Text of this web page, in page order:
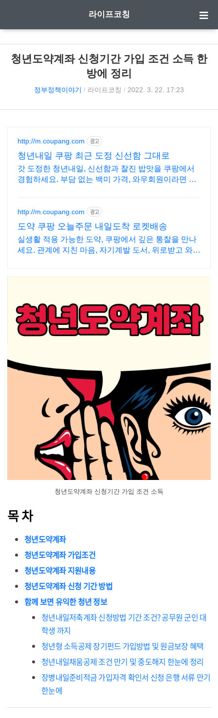
라이프코칭
청년도약계좌 신청기간 가입 조건 소득 한
방에 정리
정부정책이야기 / 라이프코칭 / 2022. 3. 22. 17:23
http://m.coupang.com 광고
청년내일 쿠팡 최근 도정 신선함 그대로
갓 도정한 청년내일, 신선함과 찰진 밥맛을 쿠팡에서
경험하세요. 부담 없는 백미 가격, 와우회원이라면 5%
http://m.coupang.com 광고
도약 쿠팡 오늘주문 내일도착 로켓배송
실생활 적용 가능한 도약, 쿠팡에서 깊은 통찰을 만나
세요. 관계에 지친 마음, 자기계발 도서, 위로받고 와우
청년도약계좌 신청기간 가입 조건 소득
목 차
청년도약계좌
청년도약계좌 가입조건
청년도약계좌 지원내용
청년도약계좌 신청 기간 방법
함께 보면 유익한 청년 정보
청년내일저축계좌 신청방법 기간 조건? 공무원 군인 대
학생 까지
청년형 소득공제 장기펀드 가입방법 및 원금보장 혜택
청년내일채움공제 조건 만기 및 중도해지 한눈에 정리
장병내일준비적금 가입자격 확인서 신청 은행 서류 만기
한눈에